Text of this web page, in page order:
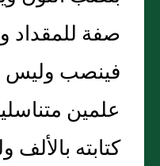
صفة
فينصب وليس
علمين
كتابته